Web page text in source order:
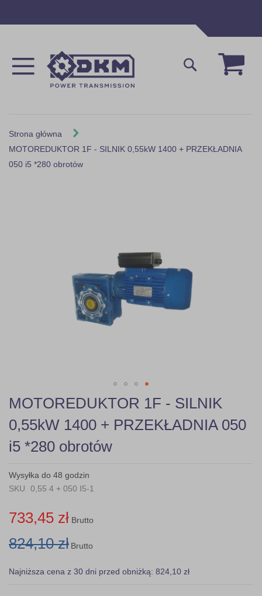
Mój
Szukaj
Strona główna
MOTOREDUKTOR 1F - SILNIK 0,55kW 1400 + PRZEKŁADNIA
050 i5 *280 obrotów
Skip
to
the
beginning
of
the
gallery
MOTOREDUKTOR 1F - SILNIK
0,55kW 1400 + PRZEKŁADNIA 050
i5 *280 obrotów
Wysyłka do 48 godzin
SKU
0,55 4 + 050 I5-1
733,45 zł Brutto
824,10 zł Brutto
Najniższa cena z 30 dni przed obniżką: 824,10 zł